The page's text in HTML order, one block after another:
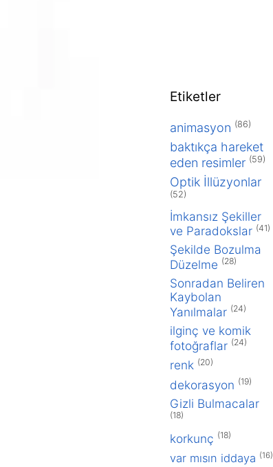
Etiketler
animasyon (86)
baktıkça hareket
eden resimler (59)
Optik İllüzyonlar
(52)
İmkansız Şekiller
ve Paradokslar (41)
Şekilde Bozulma
Düzelme (28)
Sonradan Beliren
Kaybolan
Yanılmalar (24)
ilginç ve komik
fotoğraflar (24)
renk (20)
dekorasyon (19)
Gizli Bulmacalar
(18)
korkunç (18)
var mısın iddaya (16)
2016
Ocak 2016
2015
Aralık 2015
2013
Aralık 2013
2012
Mayıs 2012